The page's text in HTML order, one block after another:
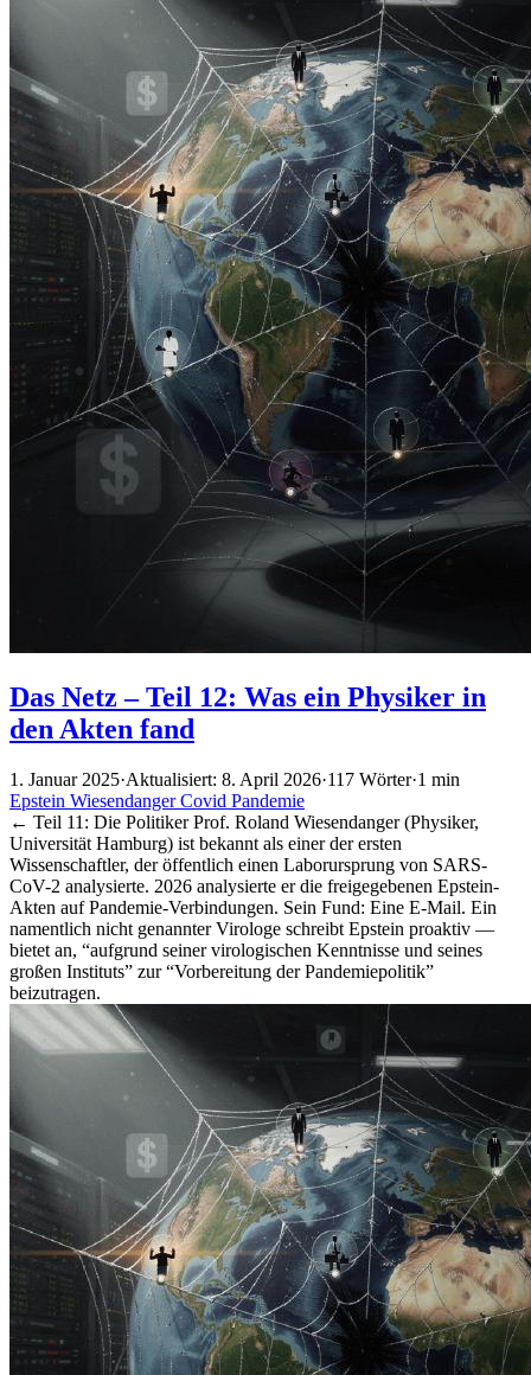
Das Netz – Teil 12: Was ein Physiker in
den Akten fand
1. Januar 2025·Aktualisiert: 8. April 2026·117 Wörter·1 min
Epstein WiesendangerCovid Pandemie
← Teil 11: Die Politiker Prof. Roland Wiesendanger (Physiker,
Universität Hamburg) ist bekannt als einer der ersten
Wissenschaftler, der öffentlich einen Laborursprung von SARS-
CoV-2 analysierte. 2026 analysierte er die freigegebenen Epstein-
Akten auf Pandemie-Verbindungen. Sein Fund: Eine E-Mail. Ein
namentlich nicht genannter Virologe schreibt Epstein proaktiv —
bietet an, “aufgrund seiner virologischen Kenntnisse und seines
großen Instituts” zur “Vorbereitung der Pandemiepolitik”
beizutragen.